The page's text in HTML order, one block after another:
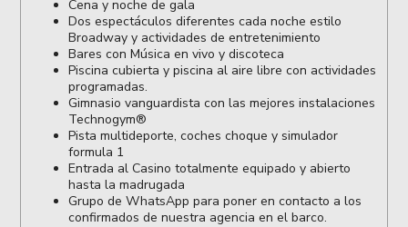
Cena y noche de gala
Dos espectáculos diferentes cada noche estilo
Broadway y actividades de entretenimiento
Bares con Música en vivo y discoteca
Piscina cubierta y piscina al aire libre con actividades
programadas.
Gimnasio vanguardista con las mejores instalaciones
Technogym®
Pista multideporte, coches choque y simulador
formula 1
Entrada al Casino totalmente equipado y abierto
hasta la madrugada
Grupo de WhatsApp para poner en contacto a los
confirmados de nuestra agencia en el barco.